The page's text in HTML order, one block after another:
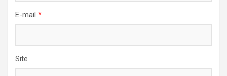
E-mail *
Site